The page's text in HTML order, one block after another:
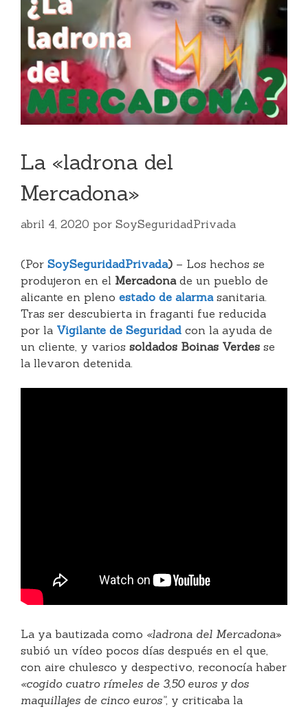
La «ladrona del
Mercadona»
abril 4, 2020 por SoySeguridadPrivada
(Por SoySeguridadPrivada) – Los hechos se
produjeron en el Mercadonade un pueblo de
alicante en pleno estado de alarmasanitaria.
Tras ser descubierta in fraganti fue reducida
por la Vigilante de Seguridad con la ayuda de
un cliente, y varios soldados Boinas Verdes se
la llevaron detenida.
La ya bautizada como «ladrona del Mercadona»
subió un vídeo pocos días después en el que,
con aire chulesco y despectivo, reconocía haber
«cogido cuatro rímeles de 3,50 euros y dos
maquillajes de cinco euros”, y criticaba la